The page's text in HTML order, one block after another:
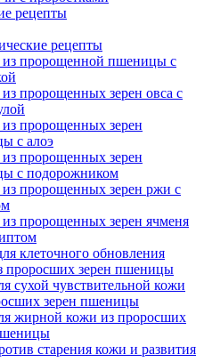
рецепты
рецепты
из пророщенной пшеницы с
пророщенных зерен овса с
пророщенных зерен
с алоэ
пророщенных зерен
с подорожником
пророщенных зерен ржи с
пророщенных зерен ячменя
клеточного обновления
проросших зерен пшеницы
сухой чувствительной кожи
зерен пшеницы
жирной кожи из проросших
старения кожи и развития